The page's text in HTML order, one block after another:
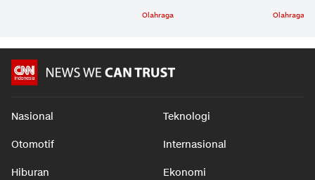
Olahraga Olahraga
Nasional Teknologi
Otomotif Internasional
Hiburan Ekonomi